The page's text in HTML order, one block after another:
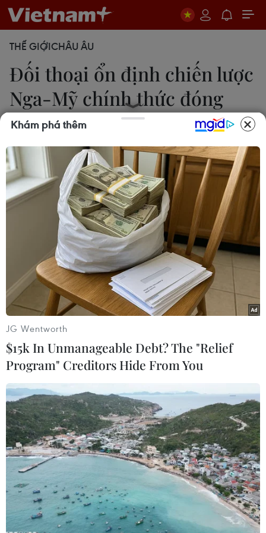
THẾ GIỚICHÂU ÂU
Đối thoại ổn định chiến lược
Nga-Mỹ chính thức đóng
băng
Lê Ánh
30/04/2022 14:28
Quan chức Nga cho biết những liên hệ giữa nước
này và Mỹ về vấn đề ổn định chiến lược sẽ được
nối lại khi Nga hoàn tất chiến dịch quân sự đặc
biệt tại Ukraine.
Cờ Mỹ và cờ Nga. (Nguồn: Reuters)
Ngày 30/4, hãng tin TASS (Nga) dẫn lời một
quan chức ngoại giao Nga cho biết đối thoại ổn
Khám phá thêm
JG Wentworth
$15k In Unmanageable Debt? The "Relief
Program" Creditors Hide From You